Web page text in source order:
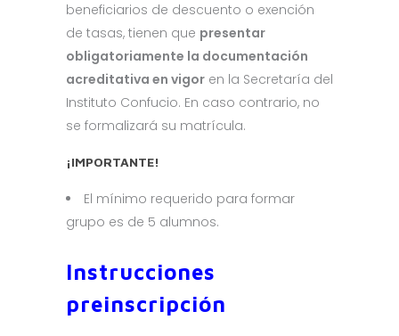
beneficiarios de descuento o exención
de tasas, tienen que presentar
obligatoriamente la documentación
acreditativa en vigor en la Secretaría del
Instituto Confucio. En caso contrario, no
se formalizará su matrícula.
¡IMPORTANTE!
El mínimo requerido para formar
grupo es de 5 alumnos.
Instrucciones
preinscripción